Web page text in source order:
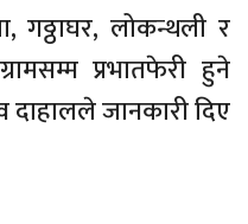
गठ्ठाघर, लोकन्थली र
प्रभातफेरी हुने
दाहालले जानकारी दिए